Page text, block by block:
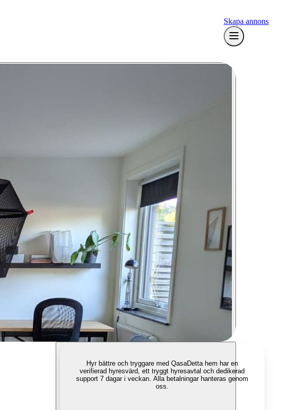
Skapa annons
Hyr bättre och tryggare med QasaDetta hem har en
verifierad hyresvärd, ett tryggt hyresavtal och dedikerad
support 7 dagar i veckan. Alla betalningar hanteras genom
oss.